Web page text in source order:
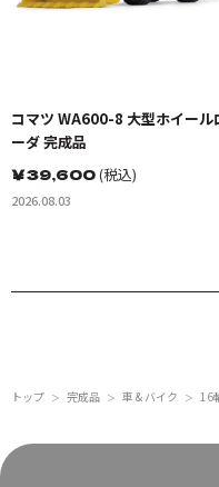
コマツ WA600-8 大型ホイール
ーダ 完成品
￥39,600(税込)
2026.08.03
トップ ＞ 完成品 ＞ 車 & バイク ＞ 16